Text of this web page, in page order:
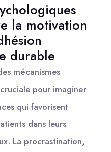
la motivation
durable
mécanismes
pour imaginer
qui favorisent
dans leurs
La procrastination,